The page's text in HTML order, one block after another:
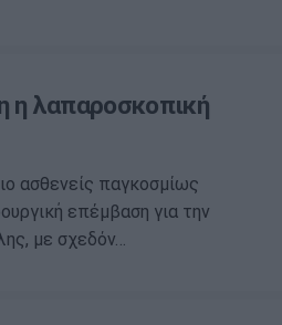
η λαπαροσκοπική
ασθενείς παγκοσμίως
επέμβαση για την
με σχεδόν…